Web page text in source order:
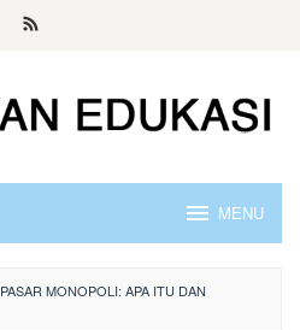
MENU
PASAR MONOPOLI: APA ITU DAN